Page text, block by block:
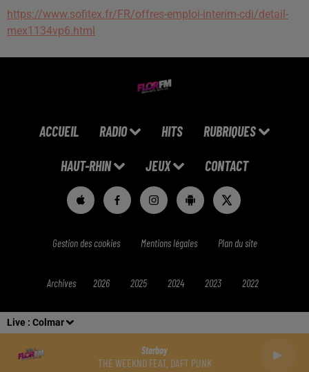
Live : Colmar
Starboy
THE WEEKND FEAT. DAFT PUNK
https://www.sofitex.fr/FR/offres-emploi-interim-cdi/detail-
mex1134vp6.html
ACCUEIL RADIO HITS RUBRIQUES
HAUT-RHIN JEUX CONTACT
Gestion des cookies Mentions légales Plan du site
Archives 2026 2025 2024 2023 2022